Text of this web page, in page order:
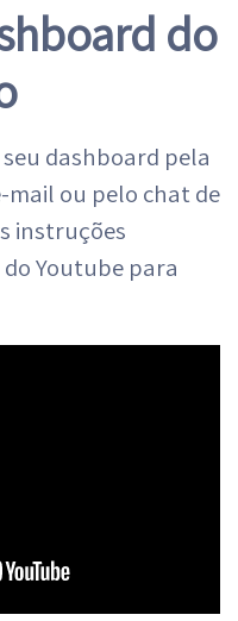
do
dashboard pela
mail ou pelo chat de
instruções
Youtube para